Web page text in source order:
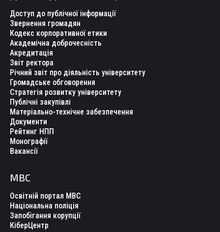
Доступ до публічної інформації
Звернення громадян
Кодекс корпоративної етики
Академічна доброчесність
Акредитація
Звіт ректора
Річний звіт про діяльність університету
Громадське обговорення
Стратегія розвитку університету
Публічні закупівлі
Матеріально-технічне забезпечення
Документи
Рейтинг НПП
Монографії
Вакансії
МВС
Освітній портал МВС
Національна поліція
Запобігання корупції
КіберЦентр